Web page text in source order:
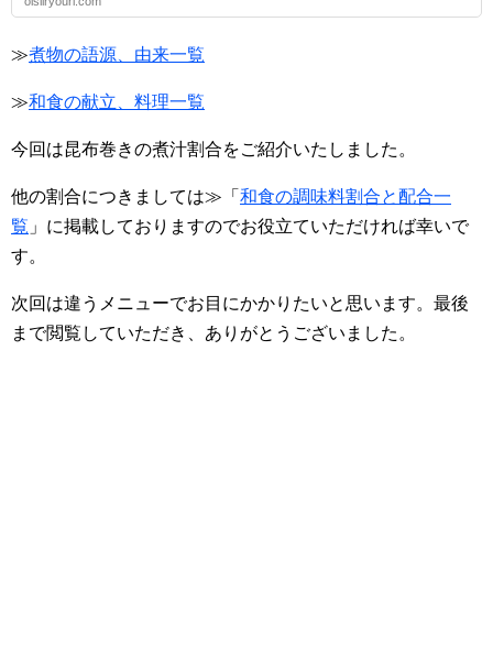
≫煮物の語源、由来一覧
≫和食の献立、料理一覧
今回は昆布巻きの煮汁割合をご紹介いたしました。
他の割合につきましては≫「 和食の調味料割合と配合一
覧 」に掲載しておりますのでお役立ていただければ幸いで
す。
次回は違うメニューでお目にかかりたいと思います。最後
まで閲覧していただき、ありがとうございました。